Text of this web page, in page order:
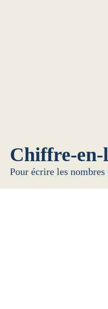
Chiffre-
Pour écrire les